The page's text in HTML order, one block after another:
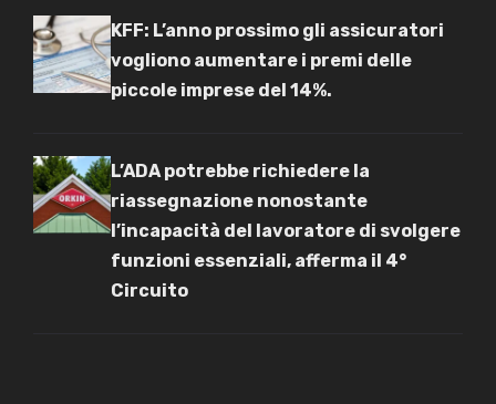
KFF: L’anno prossimo gli assicuratori
vogliono aumentare i premi delle
piccole imprese del 14%.
L’ADA potrebbe richiedere la
riassegnazione nonostante
l’incapacità del lavoratore di svolgere
funzioni essenziali, afferma il 4°
Circuito